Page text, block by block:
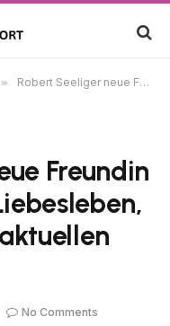
» Robert Seeliger neue Freundin – Alles über sein Liebesleben, Ex-Partnerin und aktuellen Status
Freundin
No Comments